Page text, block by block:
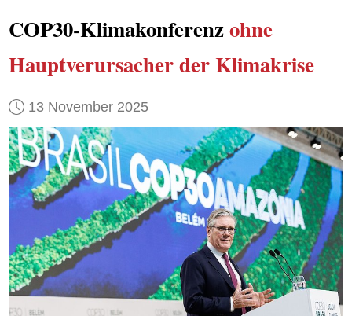
COP30-Klimakonferenzohne
Hauptverursacher der Klimakrise
13 November 2025